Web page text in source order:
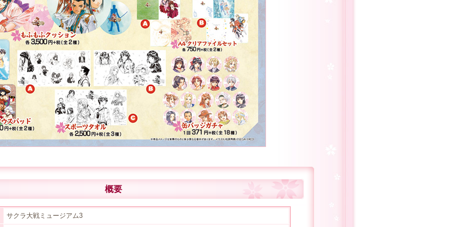
概要
サクラ大戦ミュージアム3